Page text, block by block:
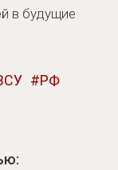
в будущие
РФ